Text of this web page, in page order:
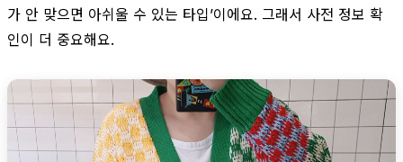
가 안 맞으면 아쉬울 수 있는 타입’이에요. 그래서 사전 정보 확
인이 더 중요해요.